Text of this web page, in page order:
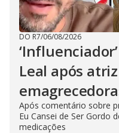
DO R7/06/08/2026
Leal após
Após comentário sobre
Eu Cansei de Ser Gordo
medicações